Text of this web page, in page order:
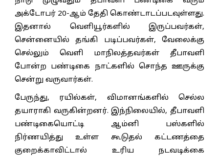
அக்டோபர் 20-ஆம் தேதி கொண்டாடப்படவுள்ளது.
இதனால் வெளியூர்களில் இருப்பவர்கள்,
சென்னையில் தங்கி படிப்பவர்கள், வேலைக்கு
செல்லும் வெளி மாநிலத்தவர்கள் தீபாவளி
போன்ற பண்டிகை நாட்களில் சொந்த ஊருக்கு
சென்று வருவார்கள்.
பேருந்து, ரயில்கள், விமானங்களில் செல்ல
தயாராகி வருகின்றனர். இந்நிலையில், தீபாவளி
பண்டிகையொட்டி ஆம்னி பஸ்களில்
நிர்ணயித்து உள்ள கூடுதல் கட்டணத்தை
குறைக்காவிட்டால் உரிய நடவடிக்கை